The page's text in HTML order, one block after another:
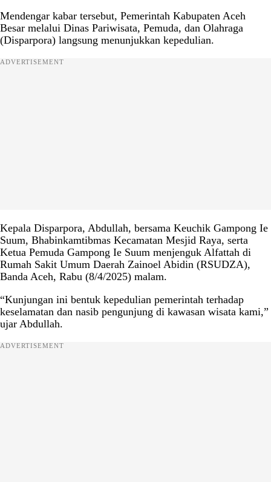
Mendengar kabar tersebut, Pemerintah Kabupaten Aceh
Besar melalui Dinas Pariwisata, Pemuda, dan Olahraga
(Disparpora) langsung menunjukkan kepedulian.
ADVERTISEMENT
Kepala Disparpora, Abdullah, bersama Keuchik Gampong Ie
Suum, Bhabinkamtibmas Kecamatan Mesjid Raya, serta
Ketua Pemuda Gampong Ie Suum menjenguk Alfattah di
Rumah Sakit Umum Daerah Zainoel Abidin (RSUDZA),
Banda Aceh, Rabu (8/4/2025) malam.
“Kunjungan ini bentuk kepedulian pemerintah terhadap
keselamatan dan nasib pengunjung di kawasan wisata kami,”
ujar Abdullah.
ADVERTISEMENT